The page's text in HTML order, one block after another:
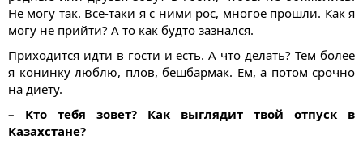
Не могу так. Все-таки я с ними рос, многое прошли. Как я
могу не прийти? А то как будто зазнался.
Приходится идти в гости и есть. А что делать? Тем более
я конинку люблю, плов, бешбармак. Ем, а потом срочно
на диету.
– Кто тебя зовет? Как выглядит твой отпуск в
Казахстане?